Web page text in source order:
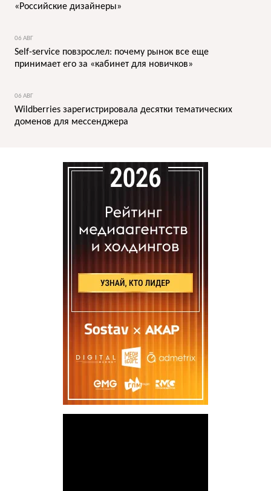
«Российские дизайнеры»
06 АВГ
Self-service повзрослел: почему рынок все еще
принимает его за «кабинет для новичков»
06 АВГ
Wildberries зарегистрировала десятки тематических
доменов для мессенджера